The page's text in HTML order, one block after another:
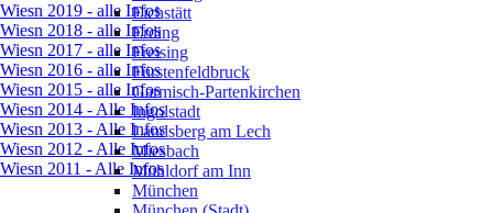
Wiesn 2019 - alle Infos
Wiesn 2018 - alle Infos
Wiesn 2017 - alle Infos
Wiesn 2016 - alle Infos
Wiesn 2015 - alle Infos
Wiesn 2014 - Alle Infos
Wiesn 2013 - Alle Infos
Wiesn 2012 - Alle Infos
Wiesn 2011 - Alle Infos
Eichstätt
Erding
Freising
Fürstenfeldbruck
Garmisch-Partenkirchen
Ingolstadt
Landsberg am Lech
Miesbach
Mühldorf am Inn
München